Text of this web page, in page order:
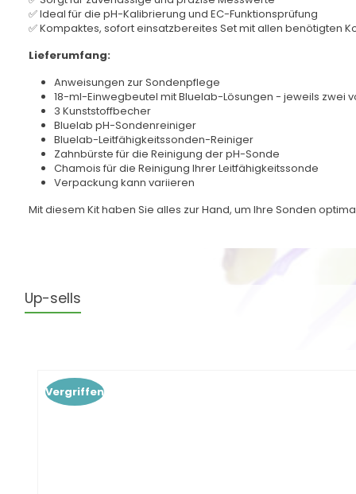
✅ Ideal für die pH-Kalibrierung und EC-Funktionsprüfung
✅ Kompaktes, sofort einsatzbereites Set mit allen benötigten
Lieferumfang:
Anweisungen zur Sondenpflege
18-ml-Einwegbeutel mit Bluelab-Lösungen - jeweils zwei
3 Kunststoffbecher
Bluelab pH-Sondenreiniger
Bluelab-Leitfähigkeitssonden-Reiniger
Zahnbürste für die Reinigung der pH-Sonde
Chamois für die Reinigung Ihrer Leitfähigkeitssonde
Verpackung kann variieren
Mit diesem Kit haben Sie alles zur Hand, um Ihre Sonden
Up-sells
Vergriffen